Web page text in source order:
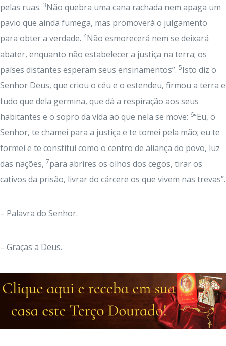
pelas ruas. 3Não quebra uma cana rachada nem apaga um
pavio que ainda fumega, mas promoverá o julgamento
para obter a verdade. 4Não esmorecerá nem se deixará
abater, enquanto não estabelecer a justiça na terra; os
países distantes esperam seus ensinamentos”. 5Isto diz o
Senhor Deus, que criou o céu e o estendeu, firmou a terra e
tudo que dela germina, que dá a respiração aos seus
habitantes e o sopro da vida ao que nela se move: 6“Eu, o
Senhor, te chamei para a justiça e te tomei pela mão; eu te
formei e te constituí como o centro de aliança do povo, luz
das nações, 7para abrires os olhos dos cegos, tirar os
cativos da prisão, livrar do cárcere os que vivem nas trevas”.
– Palavra do Senhor.
– Graças a Deus.